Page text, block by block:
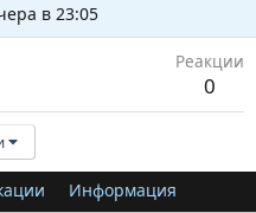
в 23:05
Реакции
0
Информация